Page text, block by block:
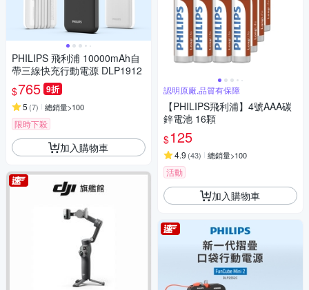
PHILIPS 飛利浦 10000mAh自
帶三線快充行動電源 DLP1912
$765 9折
5 (7) 總銷量>100
限時下殺
加入購物車
認明原廠,品質有保障
【PHILIPS飛利浦】4號AAA碳
鋅電池 16顆
$125
4.9 (43) 總銷量>100
活動
加入購物車